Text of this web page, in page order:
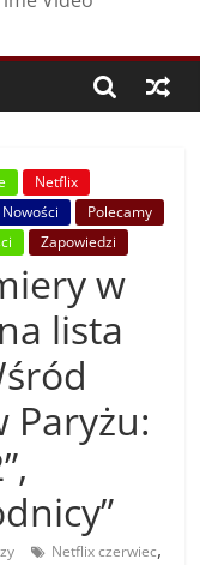
Netflix
Nowości
Polecamy
Zapowiedzi
w
lista
Paryżu:
Netflix czerwiec,